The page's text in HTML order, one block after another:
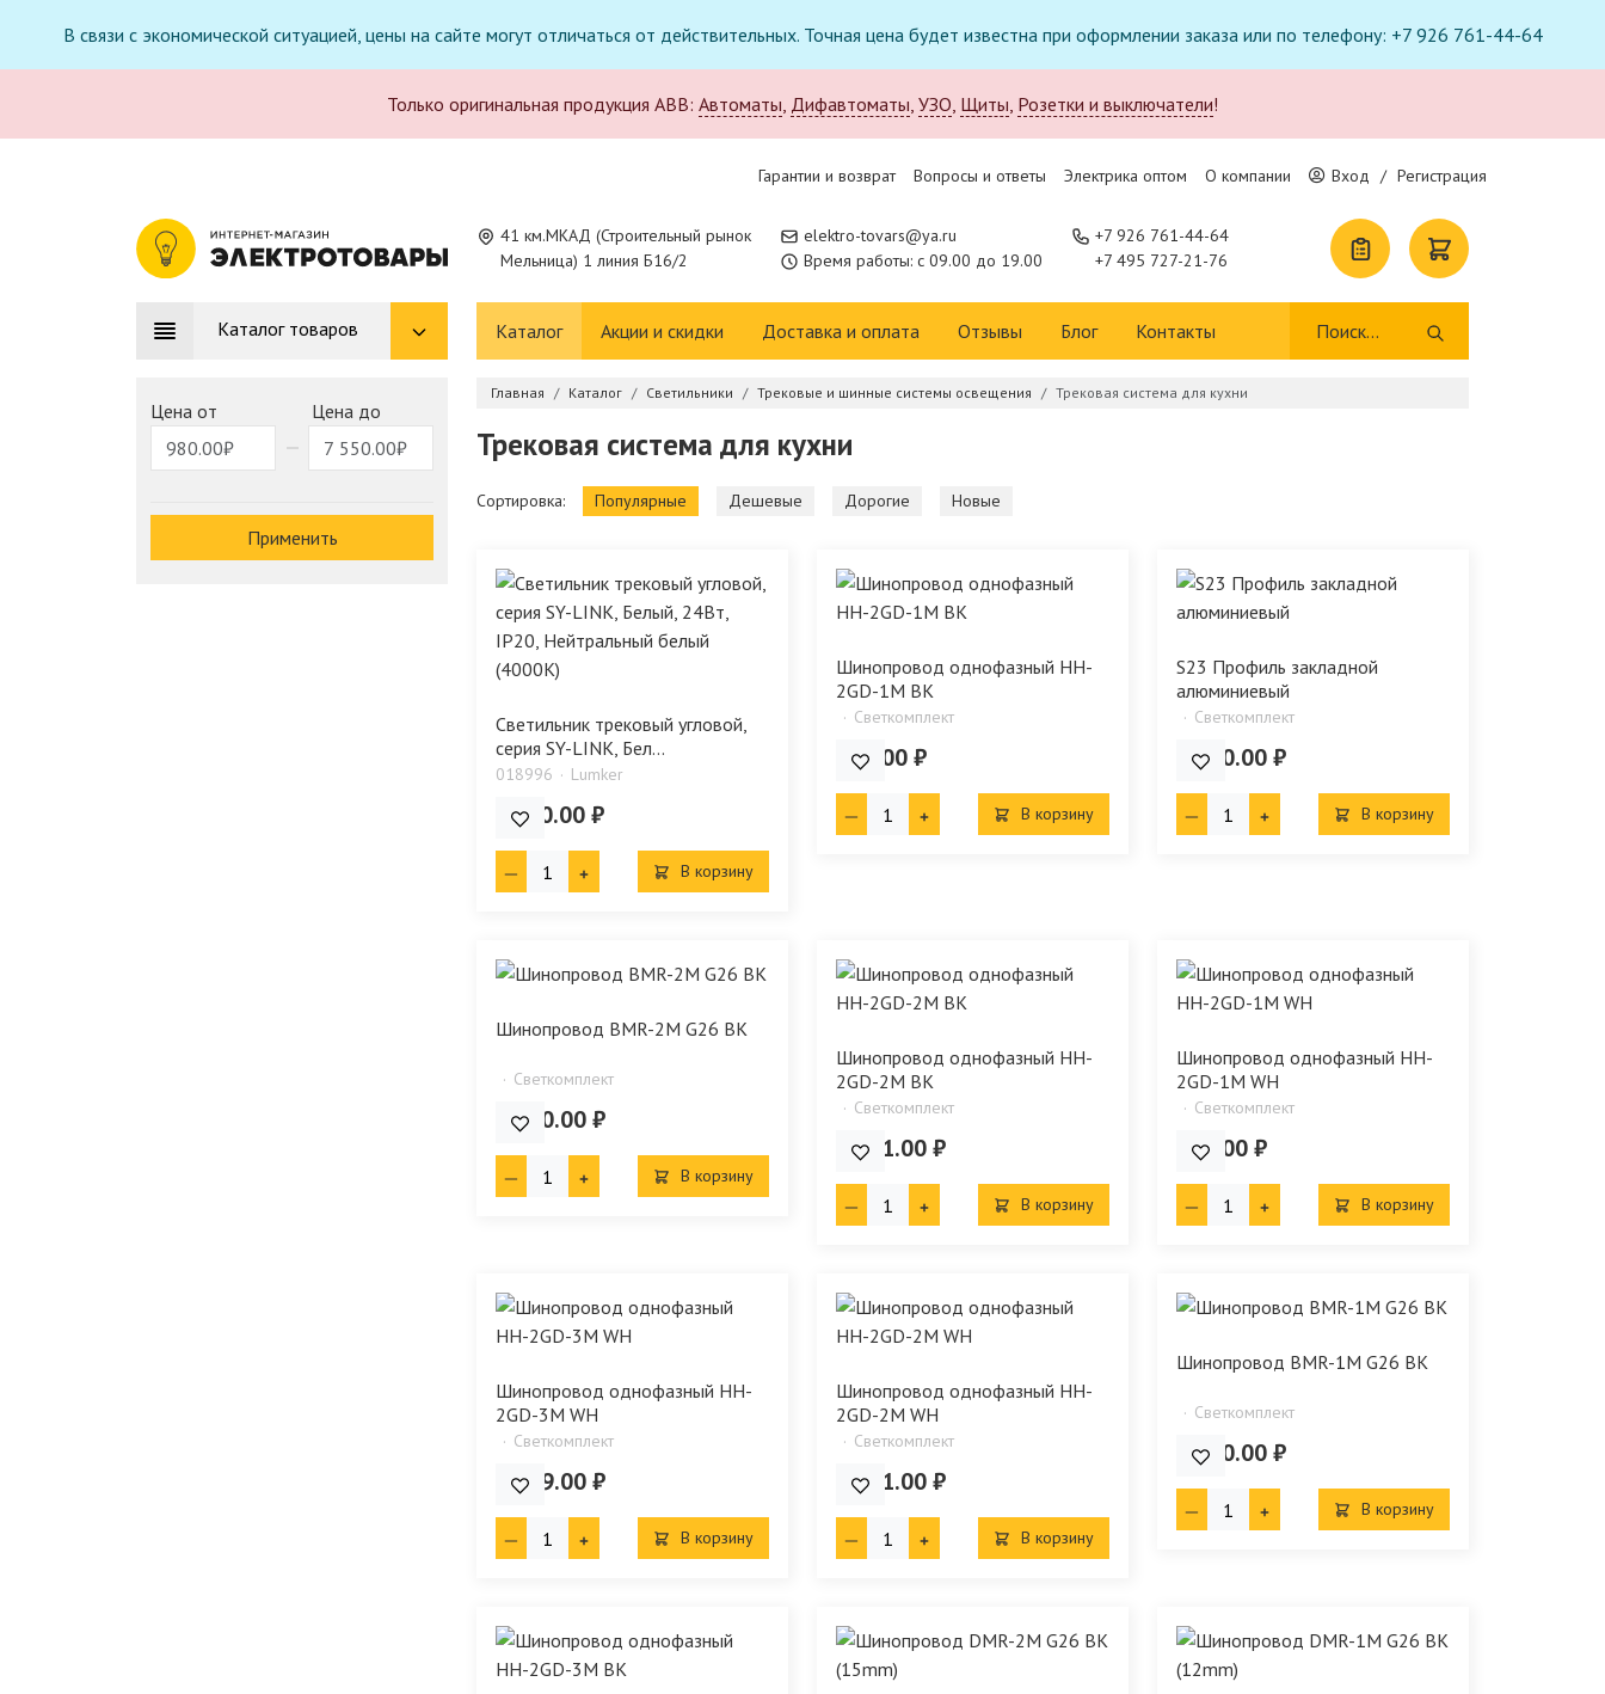
В связи с экономической ситуацией, цены на сайте могут отличаться от действительных. Точная цена будет известна при оформлении заказа или по телефону: +7 926 761-44-64
Только оригинальная продукция ABB: Автоматы, Дифавтоматы, УЗО, Щиты, Розетки и выключатели!
Гарантии и возврат Вопросы и ответы Электрика оптом О компании Вход / Регистрация
41 км.МКАД (Строительный рынок
Мельница) 1 линия Б16/2
elektro-tovars@ya.ru
Время работы: с 09.00 до 19.00
+7 926 761-44-64
+7 495 727-21-76
Каталог товаров Каталог Акции и скидки Доставка и оплата Отзывы Блог Контакты
Цена от Цена до
Применить
Главная Каталог Светильники Трековые и шинные системы освещения Трековая система для кухни
Трековая система для кухни
Сортировка: Популярные Дешевые Дорогие Новые
Светильник трековый угловой,
серия SY-LINK, Бел...
018996 Lumker
7 550.00 ₽
В корзину
Шинопровод однофазный HH-
2GD-1М BK
Светкомплект
980.00 ₽
В корзину
S23 Профиль закладной
алюминиевый
Светкомплект
6 720.00 ₽
В корзину
Шинопровод BMR-2M G26 BK
Светкомплект
3 600.00 ₽
В корзину
Шинопровод однофазный HH-
2GD-2М BK
Светкомплект
1 871.00 ₽
В корзину
Шинопровод однофазный HH-
2GD-1М WH
Светкомплект
980.00 ₽
В корзину
Шинопровод однофазный HH-
2GD-3M WH
Светкомплект
2 449.00 ₽
В корзину
Шинопровод однофазный HH-
2GD-2М WH
Светкомплект
1 871.00 ₽
В корзину
Шинопровод BMR-1M G26 BK
Светкомплект
1 840.00 ₽
В корзину